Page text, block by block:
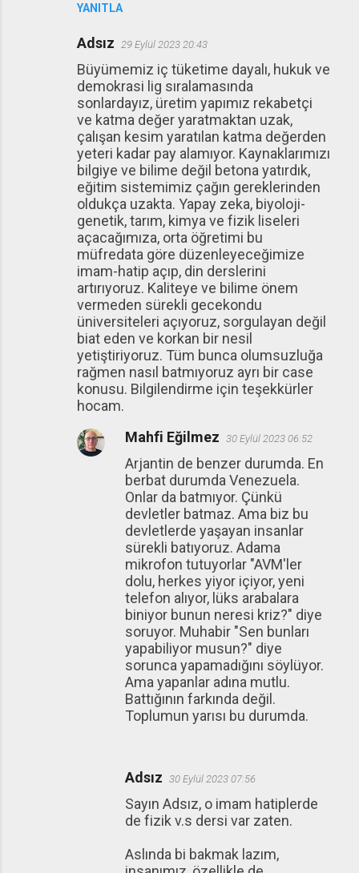
YANITLA
Adsız 29 Eylül 2023 20:43
Büyümemiz iç tüketime dayalı, hukuk ve
demokrasi lig sıralamasında
sonlardayız, üretim yapımız rekabetçi
ve katma değer yaratmaktan uzak,
çalışan kesim yaratılan katma değerden
yeteri kadar pay alamıyor. Kaynaklarımızı
bilgiye ve bilime değil betona yatırdık,
eğitim sistemimiz çağın gereklerinden
oldukça uzakta. Yapay zeka, biyoloji-
genetik, tarım, kimya ve fizik liseleri
açacağımıza, orta öğretimi bu
müfredata göre düzenleyeceğimize
imam-hatip açıp, din derslerini
artırıyoruz. Kaliteye ve bilime önem
vermeden sürekli gecekondu
üniversiteleri açıyoruz, sorgulayan değil
biat eden ve korkan bir nesil
yetiştiriyoruz. Tüm bunca olumsuzluğa
rağmen nasıl batmıyoruz ayrı bir case
konusu. Bilgilendirme için teşekkürler
hocam.
Mahfi Eğilmez 30 Eylül 2023 06:52
Arjantin de benzer durumda. En
berbat durumda Venezuela.
Onlar da batmıyor. Çünkü
devletler batmaz. Ama biz bu
devletlerde yaşayan insanlar
sürekli batıyoruz. Adama
mikrofon tutuyorlar "AVM'ler
dolu, herkes yiyor içiyor, yeni
telefon alıyor, lüks arabalara
biniyor bunun neresi kriz?" diye
soruyor. Muhabir "Sen bunları
yapabiliyor musun?" diye
sorunca yapamadığını söylüyor.
Ama yapanlar adına mutlu.
Battığının farkında değil.
Toplumun yarısı bu durumda.
Adsız 30 Eylül 2023 07:56
Sayın Adsız, o imam hatiplerde
de fizik v.s dersi var zaten.
Aslında bi bakmak lazım,